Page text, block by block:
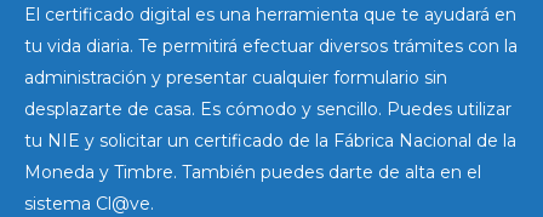
El certificado digital es una herramienta que te ayudará en
tu vida diaria. Te permitirá efectuar diversos trámites con la
administración y presentar cualquier formulario sin
desplazarte de casa. Es cómodo y sencillo. Puedes utilizar
tu NIE y solicitar un certificado de la Fábrica Nacional de la
Moneda y Timbre. También puedes darte de alta en el
sistema Cl@ve.